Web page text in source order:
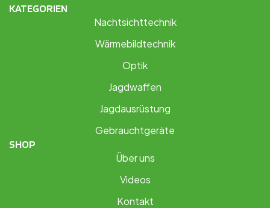
KATEGORIEN
Nachtsichttechnik
Wärmebildtechnik
Optik
Jagdwaffen
Jagdausrüstung
Gebrauchtgeräte
SHOP
Über uns
Videos
Kontakt